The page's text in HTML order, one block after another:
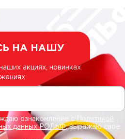
НА НАШУ
акциях, новинках
ознакомление сПолитикой
данных РОЛЬФ, выражаю свое